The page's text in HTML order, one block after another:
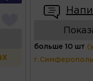
больше 10 шт